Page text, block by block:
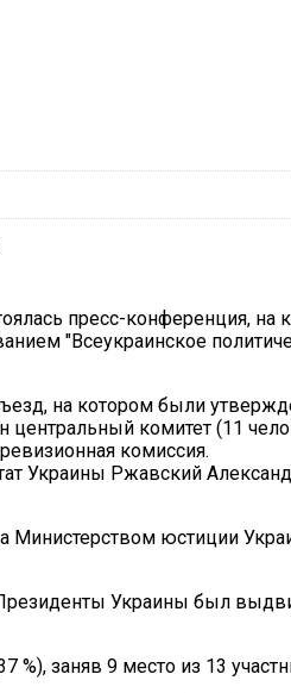
пресс-конференция, на
"Всеукраинское
на котором были
центральный комитет (11
комиссия.
Украины Ржавский
Министерством юстиции
Украины был
%), заняв 9 место из 13